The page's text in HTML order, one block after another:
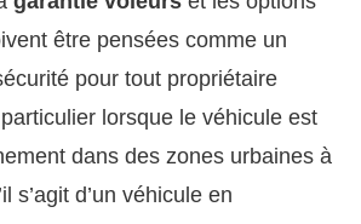
être pensées comme un
pour tout propriétaire
lorsque le véhicule est
dans des zones urbaines à
s’agit d’un véhicule en